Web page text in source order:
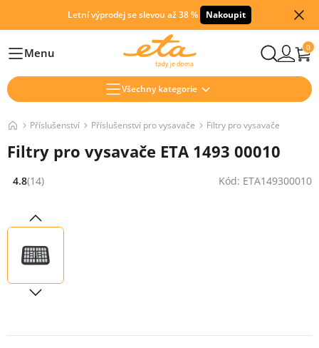
Letní výprodej se slevou až 38 % Nakoupit
HlavníMenu 0
Všechny kategorie
Příslušenství Příslušenství pro vysavače Filtry pro vysavače
Filtry pro vysavače ETA 1493 00010
Hodnocení: 4.8 z 5 (14 recenzí)
4.8(14) Kód: ETA149300010